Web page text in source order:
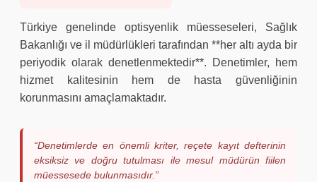
Türkiye genelinde optisyenlik müesseseleri, Sağlık
Bakanlığı ve il müdürlükleri tarafından **her altı ayda bir
periyodik olarak denetlenmektedir**. Denetimler, hem
hizmet kalitesinin hem de hasta güvenliğinin
korunmasını amaçlamaktadır.
“Denetimlerde en önemli kriter, reçete kayıt defterinin
eksiksiz ve doğru tutulması ile mesul müdürün fiilen
müessesede bulunmasıdır.”